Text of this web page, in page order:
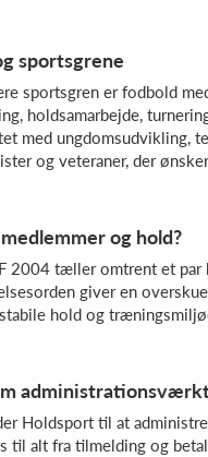
sportsgrene
sportsgren er fodbold
holdsamarbejde,
med ungdomsudvikling,
og veteraner, der
og hold?
2004 tæller omtrent et par
giver en
hold og
Holdsport til at
til alt fra tilmelding og